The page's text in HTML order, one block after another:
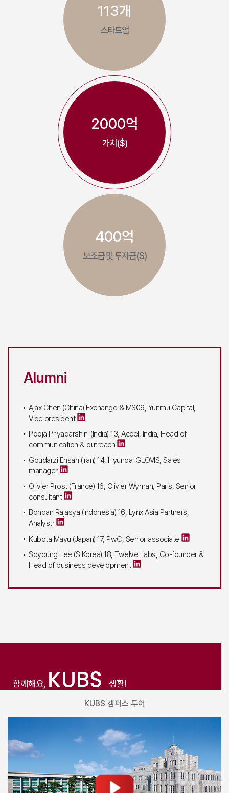
113개
스타트업
2000억
가치($)
400억
보조금 및 투자금($)
Alumni
Ajax Chen (China) Exchange & MS09, Yunmu Capital,
Vice president
Pooja Priyadarshini (India) 13, Accel, India, Head of
communication & outreach
Goudarzi Ehsan (Iran) 14, Hyundai GLOVIS, Sales
manager
Olivier Prost (France) 16, Olivier Wyman, Paris, Senior
consultant
Bondan Rajasya (Indonesia) 16, Lynx Asia Partners,
Analystr
Kubota Mayu (Japan) 17, PwC, Senior associate
Soyoung Lee (S Korea) 18, Twelve Labs, Co-founder &
Head of business development
함께해요, KUBS 생활!
KUBS 캠퍼스 투어